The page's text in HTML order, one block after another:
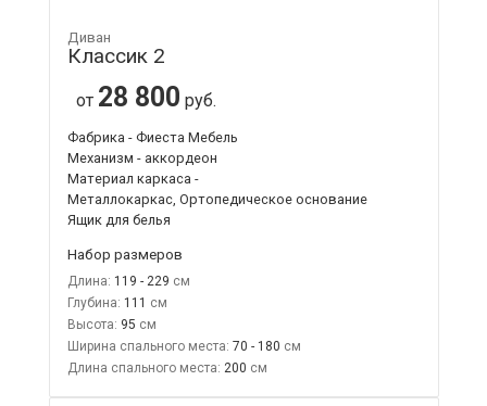
Диван
Классик 2
от 28 800 руб.
Фабрика - Фиеста Мебель
Механизм - аккордеон
Материал каркаса -
Металлокаркас, Ортопедическое основание
Ящик для белья
Набор размеров
Длина: 119 - 229
Глубина: 111
Высота: 95
Ширина спального места: 70 - 180
Длина спального места: 200